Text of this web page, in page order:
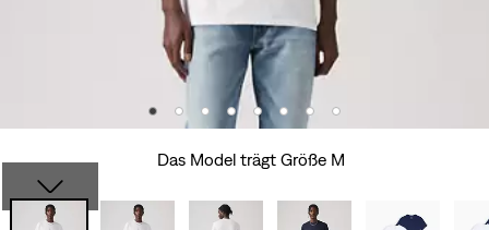
Das Model trägt Größe M